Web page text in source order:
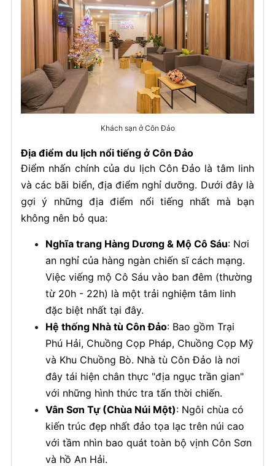
Khách sạn ở Côn Đảo
Địa điểm du lịch nổi tiếng ở Côn Đảo
Điểm nhấn chính của du lịch Côn Đảo là tâm linh
và các bãi biển, địa điểm nghỉ dưỡng. Dưới đây là
gợi ý những địa điểm nổi tiếng nhất mà bạn
không nên bỏ qua:
Nghĩa trang Hàng Dương & Mộ Cô Sáu: Nơi
an nghỉ của hàng ngàn chiến sĩ cách mạng.
Việc viếng mộ Cô Sáu vào ban đêm (thường
từ 20h - 22h) là một trải nghiệm tâm linh
đặc biệt nhất tại đây.
Hệ thống Nhà tù Côn Đảo: Bao gồm Trại
Phú Hải, Chuồng Cọp Pháp, Chuồng Cọp Mỹ
và Khu Chuồng Bò. Nhà tù Côn Đảo là nơi
đây tái hiện chân thực "địa ngục trần gian"
với những hình thức tra tấn thời chiến.
Vân Sơn Tự (Chùa Núi Một): Ngôi chùa có
kiến trúc đẹp nhất đảo tọa lạc trên núi cao
với tầm nhìn bao quát toàn bộ vịnh Côn Sơn
và hồ An Hải.